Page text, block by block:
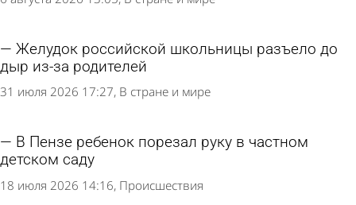
Желудок российской школьницы разъело до
дыр из-за родителей
31 июля 2026 17:27 В стране и мире
В Пензе ребенок порезал руку в частном
детском саду
18 июля 2026 14:16 Происшествия